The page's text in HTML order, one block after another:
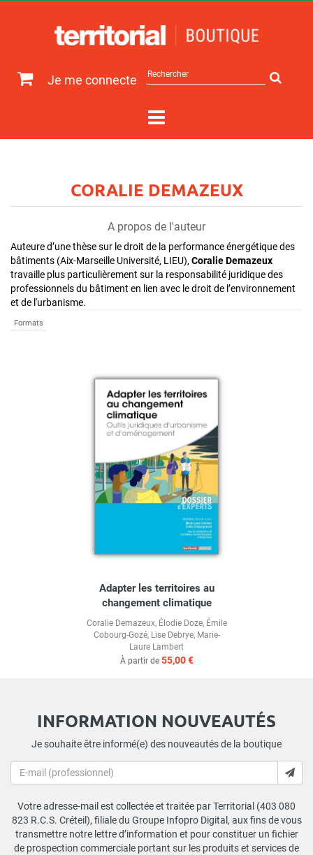
Je me connecte
sur
CORALIE DEMAZEUX
A propos de l'auteur
Auteure d’une thèse sur le droit de la performance énergétique des
bâtiments (Aix-Marseille Université, LIEU), Coralie Demazeux
travaille plus particulièrement sur la responsabilité juridique des
professionnels du bâtiment en lien avec le droit de l’environnement
et de l'urbanisme.
Formats
Adapter les territoires au
changement climatique
Coralie Demazeux, Élodie Doze, Émile
Cobourg-Gozé, Lise Debrye, Marie-
Laure Lambert
À partir de 55,00 €
INFORMATION NOUVEAUTÉS
Je souhaite être informé(e) des nouveautés de la boutique
Votre adresse-mail est collectée et traitée par Territorial (403 080
823 R.C.S. Créteil), filiale du Groupe Infopro Digital, aux fins de vous
transmettre notre lettre d’information et pour constituer un fichier
de prospection commerciale portant sur les produits et services de